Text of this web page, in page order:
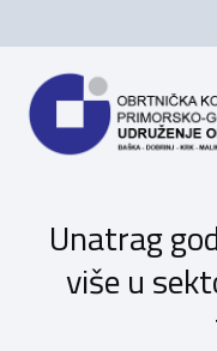
Unatrag
više u